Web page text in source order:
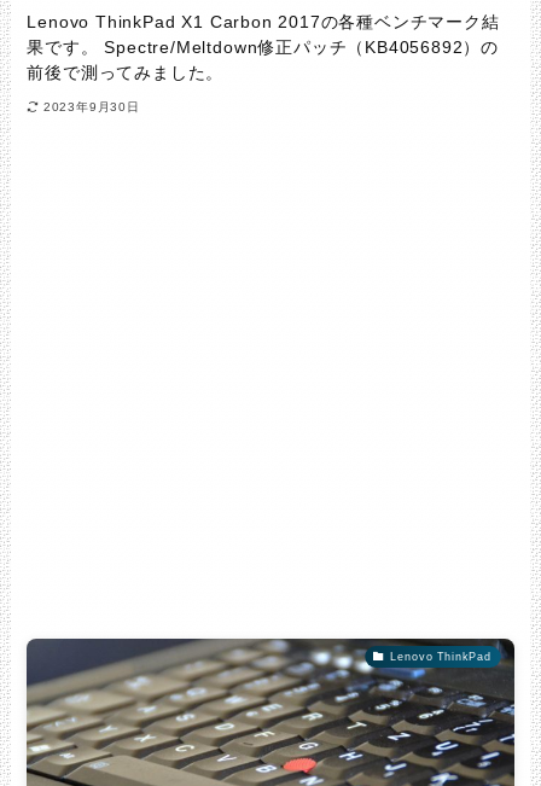
Lenovo ThinkPad X1 Carbon 2017の各種ベンチマーク結
果です。 Spectre/Meltdown修正パッチ（KB4056892）の
前後で測ってみました。
2023年9月30日
Lenovo ThinkPad